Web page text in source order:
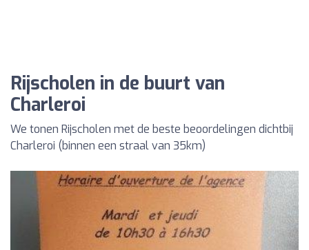
Rijscholen in de buurt van
Charleroi
We tonen Rijscholen met de beste beoordelingen dichtbij
Charleroi (binnen een straal van 35km)